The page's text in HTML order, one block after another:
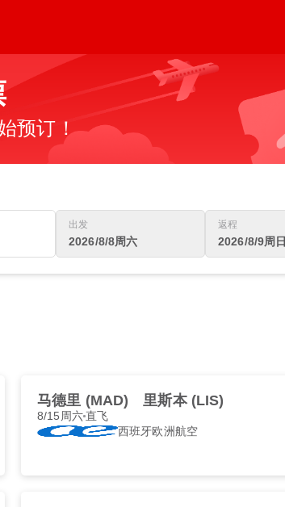
预订！
出发
2026/8/8周六
返程
2026/8/9周日
马德里 (MAD) 里斯本 (LIS)
8/15周六直飞
西班牙欧洲航空